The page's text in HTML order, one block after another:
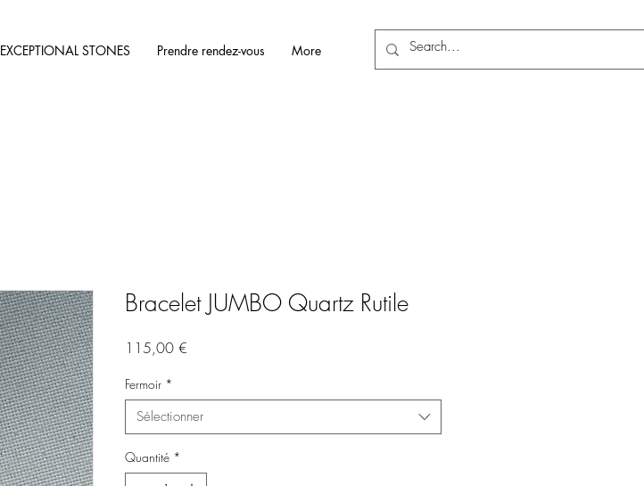
EXCEPTIONAL STONES Prendre rendez-vous More
Bracelet JUMBO Quartz Rutile
115,00 €
Fermoir *
Sélectionner
Quantité *